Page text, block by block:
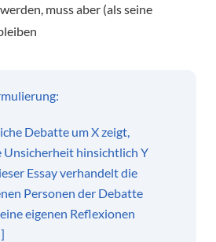
muss aber (als seine
Debatte um X zeigt,
Unsicherheit hinsichtlich Y
Essay verhandelt die
Personen der Debatte
eigenen Reflexionen